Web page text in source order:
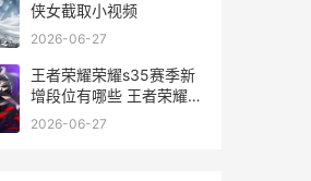
侠女截取小视频
2026-06-27
王者荣耀荣耀s35赛季新
增段位有哪些 王者荣耀荣
耀s36赛季更新时间
2026-06-27